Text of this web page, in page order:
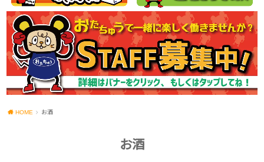
HOME お酒
お酒